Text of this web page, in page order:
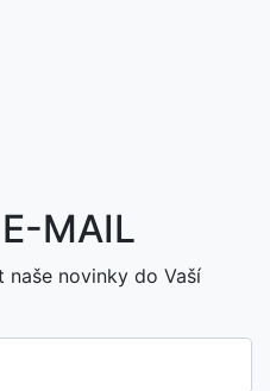
MAIL
naše novinky do Vaší